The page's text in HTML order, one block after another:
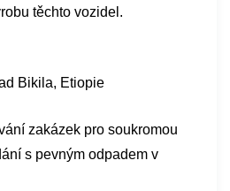
těchto vozidel.
Bikila, Etiopie
zakázek pro soukromou
s pevným odpadem v